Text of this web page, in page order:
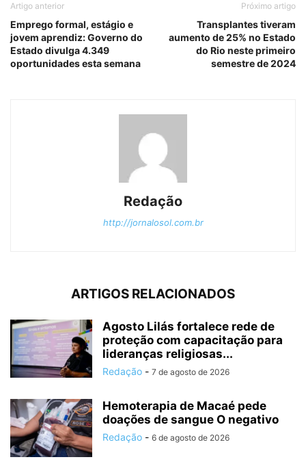
Artigo anterior
Emprego formal, estágio e
jovem aprendiz: Governo do
Estado divulga 4.349
oportunidades esta semana
Próximo artigo
Transplantes tiveram
aumento de 25% no Estado
do Rio neste primeiro
semestre de 2024
Redação
http://jornalosol.com.br
ARTIGOS RELACIONADOS
Agosto Lilás fortalece rede de
proteção com capacitação para
lideranças religiosas...
Redação - 7 de agosto de 2026
Hemoterapia de Macaé pede
doações de sangue O negativo
Redação - 6 de agosto de 2026